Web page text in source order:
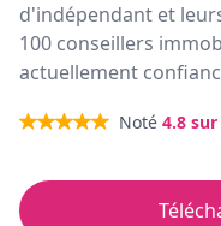
d'indépendant et
100 conseillers
actuellement
Noté 4.8 sur